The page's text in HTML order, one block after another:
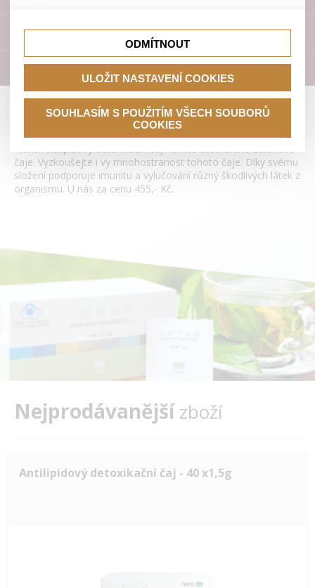
Přístroje
Antilipidový detoxikační čaj Tianshi
Tiens Antilipidový detoxikační čaj - směs šesti druhů zeleného
čaje. Vyzkoušejte i vy mnohostranost tohoto čaje. Díky svému
složení podporuje imunitu a vylučování různý škodlivých látek z
organismu. U nás za cenu 455,- Kč.
Nejprodávanějšízboží
Antilipidový detoxikační čaj - 40 x1,5g
se nevhodným doporučením produktů či jiným
nedůležitým nabídkám.
marketingové kampaně.
ODMÍTNOUT
ULOŽIT NASTAVENÍ COOKIES
SOUHLASÍM S POUŽITÍM VŠECH SOUBORŮ
COOKIES